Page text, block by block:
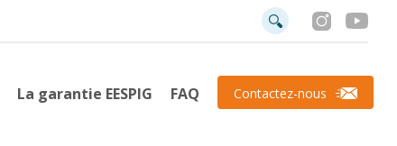
La garantie EESPIG FAQ Contactez-nous